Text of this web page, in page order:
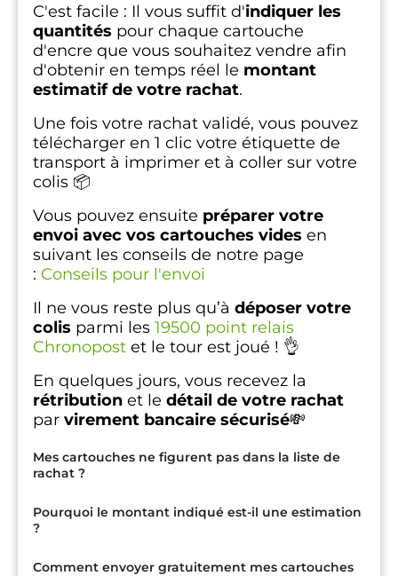
C'est facile : Il vous suffit d'indiquer les
quantités pour chaque cartouche
d'encre que vous souhaitez vendre afin
d'obtenir en temps réel le montant
estimatif de votre rachat.
Une fois votre rachat validé, vous pouvez
télécharger en 1 clic votre étiquette de
transport à imprimer et à coller sur votre
colis 📦
Vous pouvez ensuite préparer votre
envoi avec vos cartouches vides en
suivant les conseils de notre page
: Conseils pour l'envoi
Il ne vous reste plus qu’à déposer votre
colis parmi les 19500 point relais
Chronopost et le tour est joué ! 👌
En quelques jours, vous recevez la
rétribution et le détail de votre rachat
par virement bancaire sécurisé💸
Mes cartouches ne figurent pas dans la liste de
rachat ?
Pourquoi le montant indiqué est-il une estimation
?
Comment envoyer gratuitement mes cartouches